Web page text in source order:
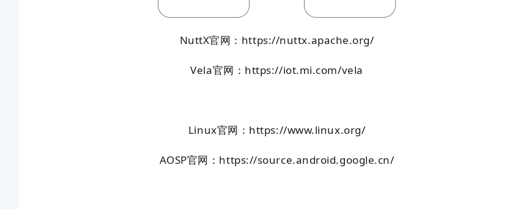
NuttX官网：https://nuttx.apache.org/
Vela官网：https://iot.mi.com/vela
Linux官网：https://www.linux.org/
AOSP官网：https://source.android.google.cn/